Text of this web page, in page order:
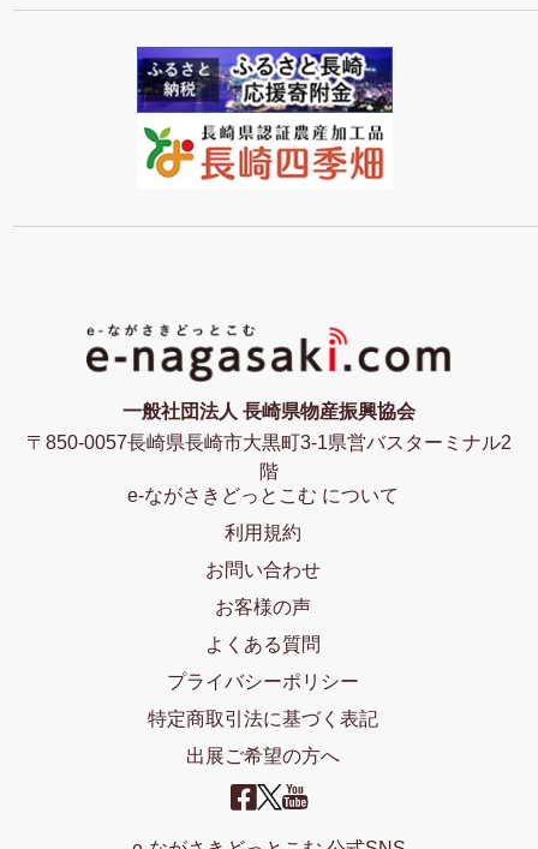
一般社団法人 長崎県物産振興協会
〒850-0057長崎県長崎市大黒町3-1県営バスターミナル2
階
e-ながさきどっとこむ について
利用規約
お問い合わせ
お客様の声
よくある質問
プライバシーポリシー
特定商取引法に基づく表記
出展ご希望の方へ